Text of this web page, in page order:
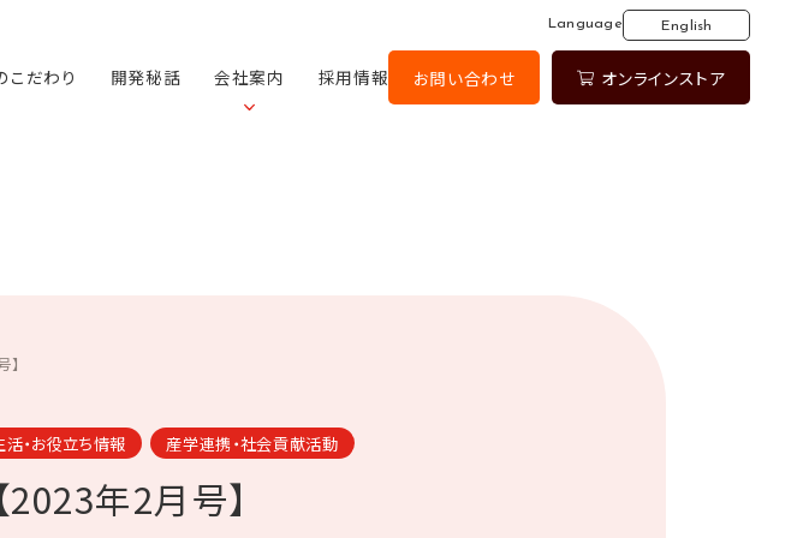
Language English
こだわり 開発秘話 会社案内 採用情報 お問い合わせ オンラインストア
活・お役立ち情報 産学連携・社会貢献活動
年2月号】